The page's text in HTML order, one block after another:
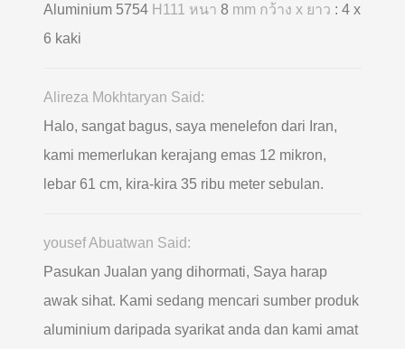
Aluminium 5754 H111 หนา 8 mm กว้าง x ยาว : 4 x
6 kaki
Alireza Mokhtaryan Said:
Halo, sangat bagus, saya menelefon dari Iran,
kami memerlukan kerajang emas 12 mikron,
lebar 61 cm, kira-kira 35 ribu meter sebulan.
yousef Abuatwan Said:
Pasukan Jualan yang dihormati, Saya harap
awak sihat. Kami sedang mencari sumber produk
aluminium daripada syarikat anda dan kami amat